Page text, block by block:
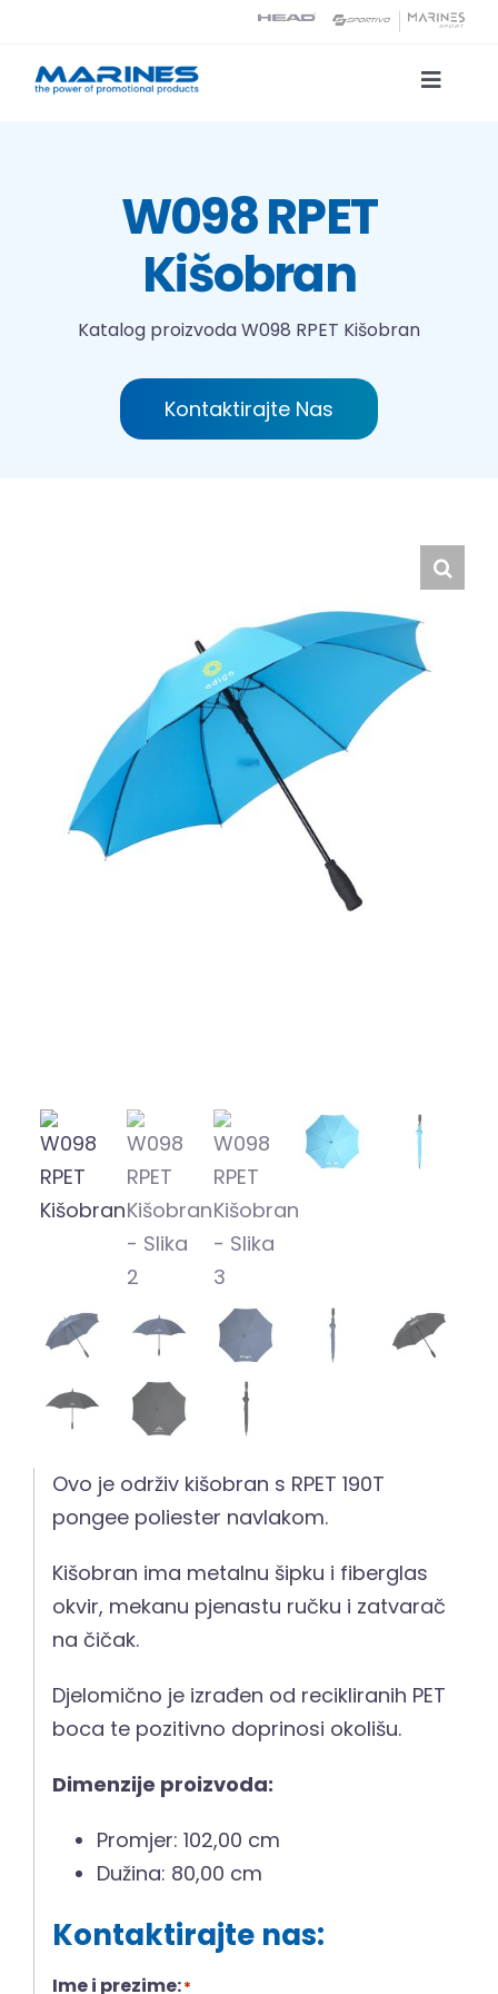
content
Toggle
Tehnologije tiskaW098 RPET
Kišobran
Katalog proizvodaW098 RPET Kišobran
Kontaktirajte Nas
Ovo je održiv kišobran s RPET 190T
pongee poliester navlakom.
Kišobran ima metalnu šipku i fiberglas
okvir, mekanu pjenastu ručku i zatvarač
na čičak.
Djelomično je izrađen od recikliranih PET
boca te pozitivno doprinosi okolišu.
Dimenzije proizvoda:
Promjer: 102,00 cm
Dužina: 80,00 cm
Kontaktirajte nas:
Ime i prezime:*